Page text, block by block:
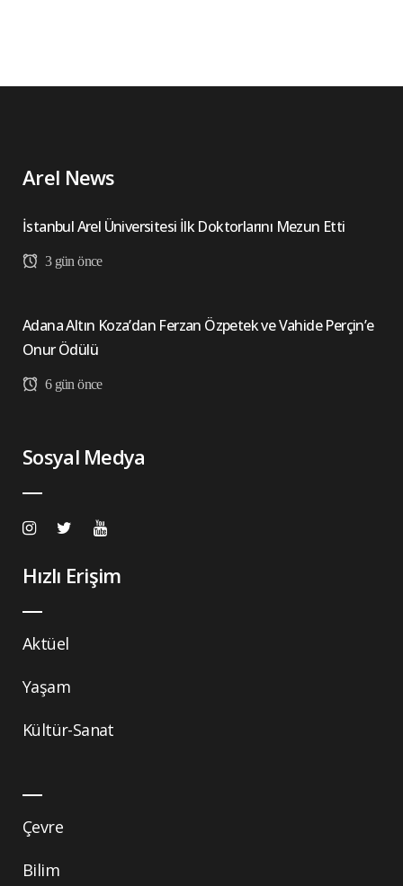
Arel News
İstanbul Arel Üniversitesi İlk Doktorlarını Mezun Etti
3 gün önce
Adana Altın Koza’dan Ferzan Özpetek ve Vahide Perçin’e
Onur Ödülü
6 gün önce
Sosyal Medya
Hızlı Erişim
Aktüel
Yaşam
Kültür-Sanat
Çevre
Bilim